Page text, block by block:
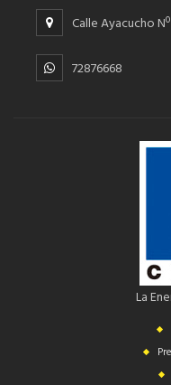
Calle Ayacucho
72876668
La